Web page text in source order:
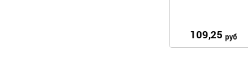
109,25 руб